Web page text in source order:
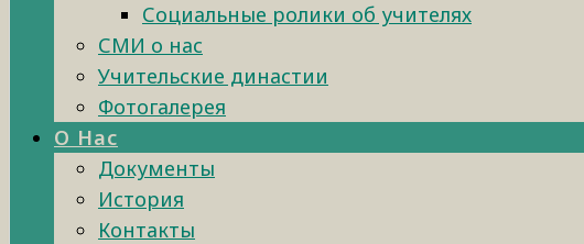
Социальные ролики об учителях
СМИ о нас
Учительские династии
Фотогалерея
О Нас
Документы
История
Контакты